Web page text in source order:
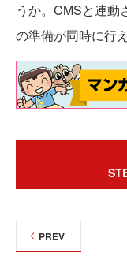
うか。CMSと連動
の準備が同時に行
PREV